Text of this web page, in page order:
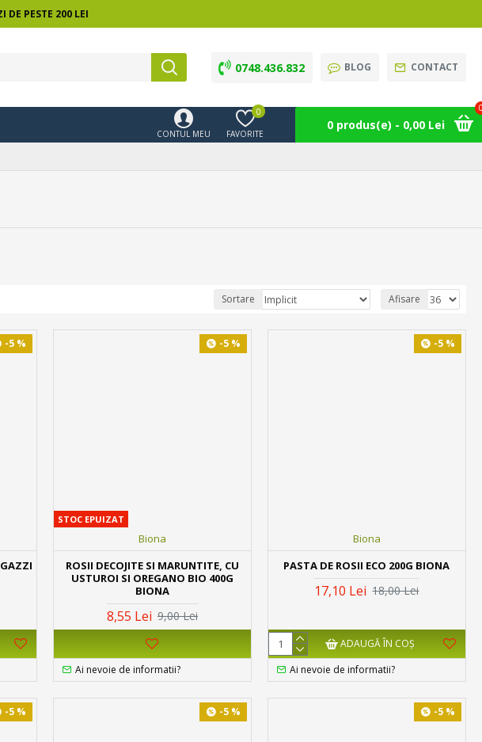
DE PESTE 200 LEI
0748.436.832 BLOG CONTACT
CONTUL MEU FAVORITE
0
0 produs(e) - 0,00 Lei
Sortare Afisare
-5 % -5 %
STOC EPUIZAT
Biona
ROSII DECOJITE SI MARUNTITE, CU
USTUROI SI OREGANO BIO 400G
BIONA
8,55 Lei 9,00 Lei
Ai nevoie de informatii?
-5 %
Biona
PASTA DE ROSII ECO 200G BIONA
17,10 Lei 18,00 Lei
ADAUGĂ ÎN COŞ
Ai nevoie de informatii?
-5 % -5 % -5 %